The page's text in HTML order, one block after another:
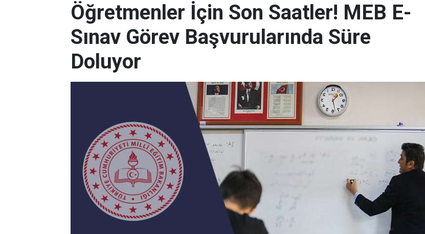
Öğretmenler İçin Son Saatler! MEB E-
Sınav Görev Başvurularında Süre
Doluyor